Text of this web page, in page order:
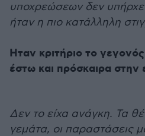
υποχρεώσεων δεν
ήταν η πιο κατάλληλη
Ηταν κριτήριο το
έστω και πρόσκαιρα στην
Δεν το είχα ανάγκη. Τα
γεμάτα, οι παραστάσεις